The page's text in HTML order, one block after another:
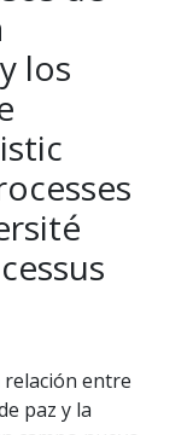
los
entre
paz y la